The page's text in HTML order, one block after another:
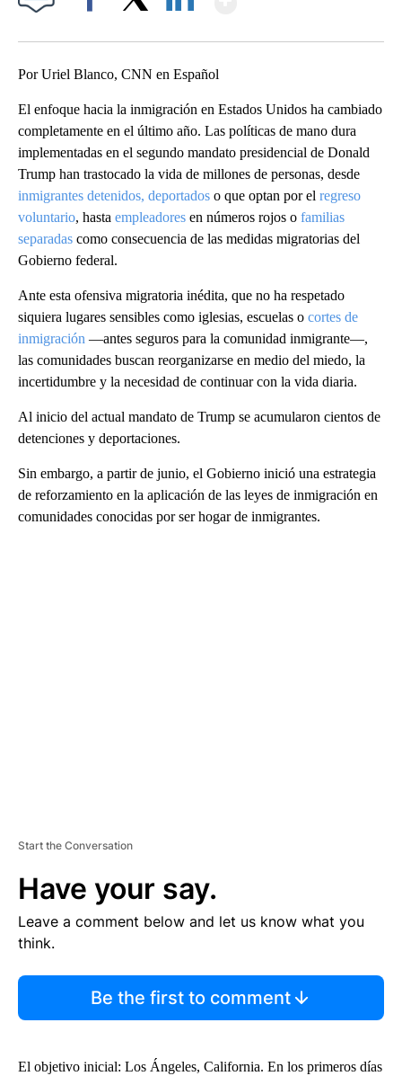
Por Uriel Blanco, CNN en Español
El enfoque hacia la inmigración en Estados Unidos ha cambiado
completamente en el último año. Las políticas de mano dura
implementadas en el segundo mandato presidencial de Donald
Trump han trastocado la vida de millones de personas, desde
inmigrantes detenidos, deportados o que optan por el regreso
voluntario, hasta empleadores en números rojos o familias
separadas como consecuencia de las medidas migratorias del
Gobierno federal.
Ante esta ofensiva migratoria inédita, que no ha respetado
siquiera lugares sensibles como iglesias, escuelas o cortes de
inmigración —antes seguros para la comunidad inmigrante—,
las comunidades buscan reorganizarse en medio del miedo, la
incertidumbre y la necesidad de continuar con la vida diaria.
Al inicio del actual mandato de Trump se acumularon cientos de
detenciones y deportaciones.
Sin embargo, a partir de junio, el Gobierno inició una estrategia
de reforzamiento en la aplicación de las leyes de inmigración en
comunidades conocidas por ser hogar de inmigrantes.
Start the Conversation
Have your say.
Leave a comment below and let us know what you
think.
Be the first to comment
El objetivo inicial: Los Ángeles, California. En los primeros días